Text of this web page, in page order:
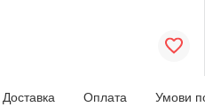
Доставка Оплата Умови